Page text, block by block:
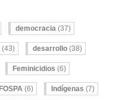
democracia (37)
(43) desarrollo (38)
Feminicidios (6)
FOSPA (6) Indígenas (7)